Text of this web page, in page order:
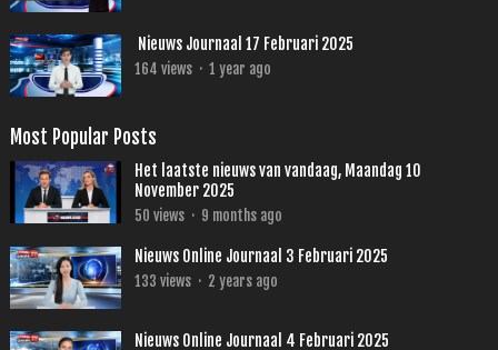
Nieuws Journaal 17 Februari 2025
164 views · 1 year ago
Most Popular Posts
Het laatste nieuws van vandaag, Maandag 10
November 2025
50 views · 9 months ago
Nieuws Online Journaal 3 Februari 2025
133 views · 2 years ago
Nieuws Online Journaal 4 Februari 2025